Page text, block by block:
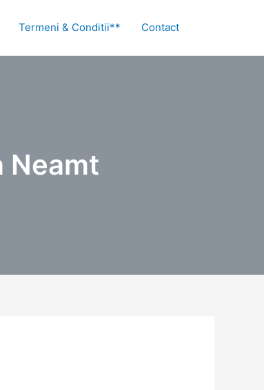
Termeni & Conditii** Contact
Neamt